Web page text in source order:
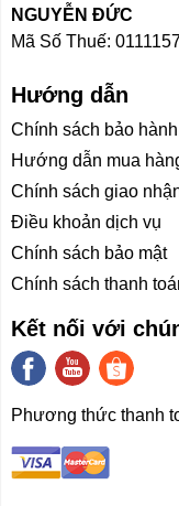
Máy được mang
Ryzen™ AI 5 340
2.0 GHz, boost 4.8
đến khả năng
mượt mà, liền
định, đủ mạnh để
cách ổn định.
840M giúp máy
phòng cơ bản đến
Dell 14 Plus 2in1
với đó SSD được
NGUYỄN ĐỨC
Mã Số Thuế:
Hướng dẫn
Chính sách bảo
Hướng dẫn mua
Chính sách giao
Điều khoản dịch vụ
Chính sách bảo mật
Chính sách thanh
Kết nối với
Phương thức thanh